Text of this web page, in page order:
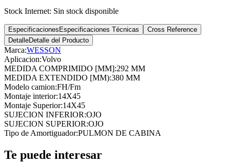
Stock Internet: Sin stock disponible
Especificaciones Especificaciones Técnicas
Cross Reference
DetalleDetalle del Producto
Marca:WESSON
Aplicacion:Volvo
MEDIDA COMPRIMIDO [MM]:292 MM
MEDIDA EXTENDIDO [MM):380 MM
Modelo camion:FH/Fm
Montaje interior:14X45
Montaje Superior:14X45
SUJECION INFERIOR:OJO
SUJECION SUPERIOR:OJO
Tipo de Amortiguador:PULMON DE CABINA
Te puede interesar